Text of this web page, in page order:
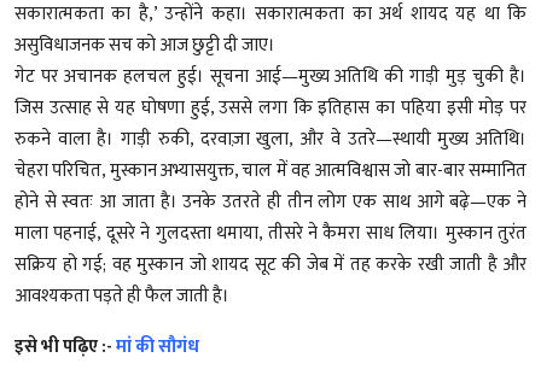
सकारात्मकता का है,’ उन्होंने कहा। सकारात्मकता का अर्थ शायद यह था कि
असुविधाजनक सच को आज छुट्टी दी जाए।
गेट पर अचानक हलचल हुई। सूचना आई—मुख्य अतिथि की गाड़ी मुड़ चुकी है।
जिस उत्साह से यह घोषणा हुई, उससे लगा कि इतिहास का पहिया इसी मोड़ पर
रुकने वाला है। गाड़ी रुकी, दरवाज़ा खुला, और वे उतरे—स्थायी मुख्य अतिथि।
चेहरा परिचित, मुस्कान अभ्यासयुक्त, चाल में वह आत्मविश्वास जो बार-बार सम्मानित
होने से स्वतः आ जाता है। उनके उतरते ही तीन लोग एक साथ आगे बढ़े—एक ने
माला पहनाई, दूसरे ने गुलदस्ता थमाया, तीसरे ने कैमरा साध लिया। मुस्कान तुरंत
सक्रिय हो गई; वह मुस्कान जो शायद सूट की जेब में तह करके रखी जाती है और
आवश्यकता पड़ते ही फैल जाती है।
इसे भी पढ़िए :-मां की सौगंध